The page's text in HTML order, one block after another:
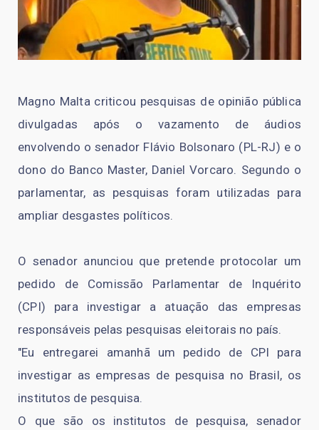
Magno Malta criticou pesquisas de opinião pública
divulgadas após o vazamento de áudios
envolvendo o senador Flávio Bolsonaro (PL-RJ) e o
dono do Banco Master, Daniel Vorcaro. Segundo o
parlamentar, as pesquisas foram utilizadas para
ampliar desgastes políticos.
O senador anunciou que pretende protocolar um
pedido de Comissão Parlamentar de Inquérito
(CPI) para investigar a atuação das empresas
responsáveis pelas pesquisas eleitorais no país.
"Eu entregarei amanhã um pedido de CPI para
investigar as empresas de pesquisa no Brasil, os
institutos de pesquisa.
O que são os institutos de pesquisa, senador